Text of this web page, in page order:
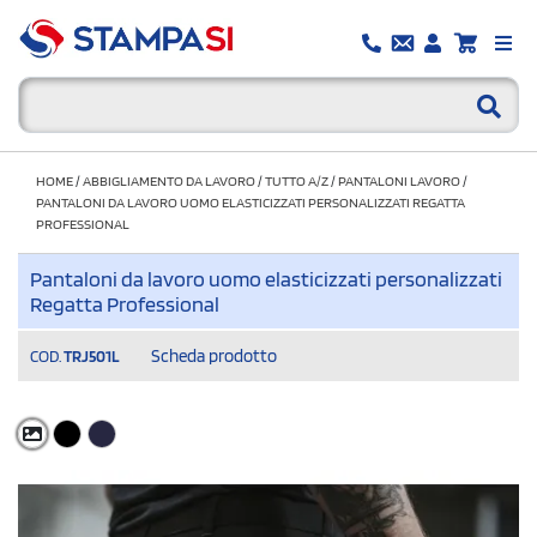
HOME/ABBIGLIAMENTO DA LAVORO/TUTTO A/Z/PANTALONI LAVORO/
PANTALONI DA LAVORO UOMO ELASTICIZZATI PERSONALIZZATI REGATTA
PROFESSIONAL
Pantaloni da lavoro uomo elasticizzati personalizzati
Regatta Professional
COD. TRJ501L Scheda prodotto